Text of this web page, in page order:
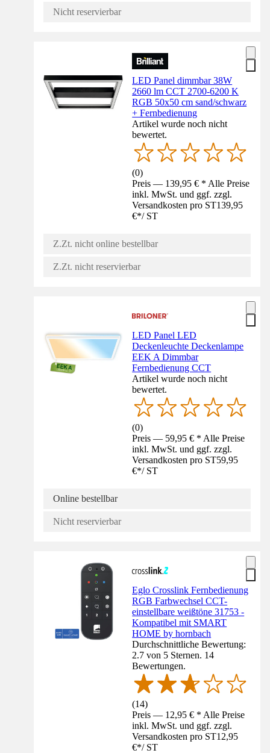
Nicht reservierbar
LED Panel dimmbar 38W
2660 lm CCT 2700-6200 K
RGB 50x50 cm sand/schwarz
+ Fernbedienung
Artikel wurde noch nicht
bewertet.
(0)
Preis — 139,95 € * Alle Preise
inkl. MwSt. und ggf. zzgl.
Versandkosten pro ST139,95
€*/ ST
Z.Zt. nicht online bestellbar
Z.Zt. nicht reservierbar
LED Panel LED
Deckenleuchte Deckenlampe
EEK A Dimmbar
Fernbedienung CCT
Artikel wurde noch nicht
bewertet.
(0)
Preis — 59,95 € * Alle Preise
inkl. MwSt. und ggf. zzgl.
Versandkosten pro ST59,95
€*/ ST
Online bestellbar
Nicht reservierbar
Eglo Crosslink Fernbedienung
RGB Farbwechsel CCT-
einstellbare weißtöne 31753 -
Kompatibel mit SMART
HOME by hornbach
Durchschnittliche Bewertung:
2.7 von 5 Sternen. 14
Bewertungen.
(14)
Preis — 12,95 € * Alle Preise
inkl. MwSt. und ggf. zzgl.
Versandkosten pro ST12,95
€*/ ST